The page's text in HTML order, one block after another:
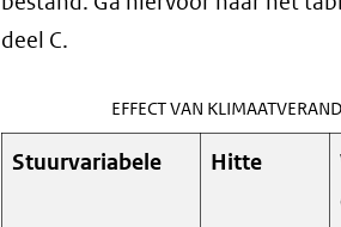
deel C.
EFFECT VAN
Stuurvariabele Hitte